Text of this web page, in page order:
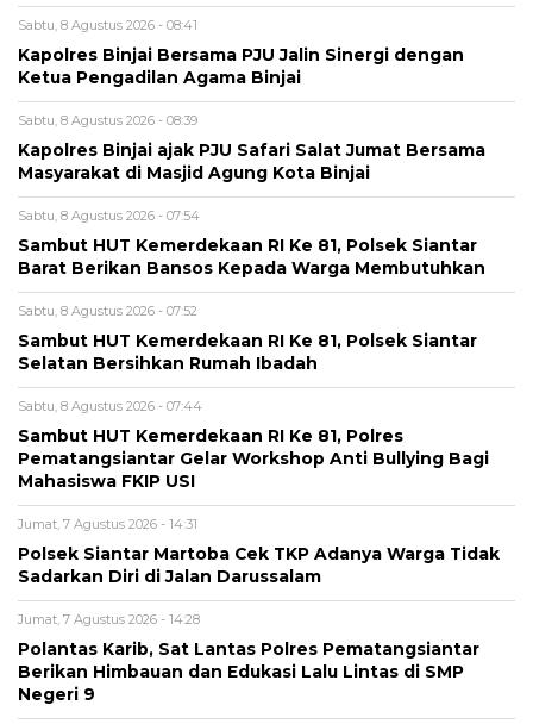
Sabtu, 8 Agustus 2026 - 08:41
Kapolres Binjai Bersama PJU Jalin Sinergi dengan
Ketua Pengadilan Agama Binjai
Sabtu, 8 Agustus 2026 - 08:39
Kapolres Binjai ajak PJU Safari Salat Jumat Bersama
Masyarakat di Masjid Agung Kota Binjai
Sabtu, 8 Agustus 2026 - 07:54
Sambut HUT Kemerdekaan RI Ke 81, Polsek Siantar
Barat Berikan Bansos Kepada Warga Membutuhkan
Sabtu, 8 Agustus 2026 - 07:52
Sambut HUT Kemerdekaan RI Ke 81, Polsek Siantar
Selatan Bersihkan Rumah Ibadah
Sabtu, 8 Agustus 2026 - 07:44
Sambut HUT Kemerdekaan RI Ke 81, Polres
Pematangsiantar Gelar Workshop Anti Bullying Bagi
Mahasiswa FKIP USI
Jumat, 7 Agustus 2026 - 14:31
Polsek Siantar Martoba Cek TKP Adanya Warga Tidak
Sadarkan Diri di Jalan Darussalam
Jumat, 7 Agustus 2026 - 14:28
Polantas Karib, Sat Lantas Polres Pematangsiantar
Berikan Himbauan dan Edukasi Lalu Lintas di SMP
Negeri 9